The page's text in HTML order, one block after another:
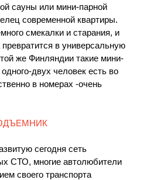
сауны или мини-парной
современной квартиры.
смекалки и старания, и
в универсальную
же Финляндии такие мини-
двух человек есть во
в номерах -очень
сегодня сеть
СТО, многие автолюбители
своего транспорта